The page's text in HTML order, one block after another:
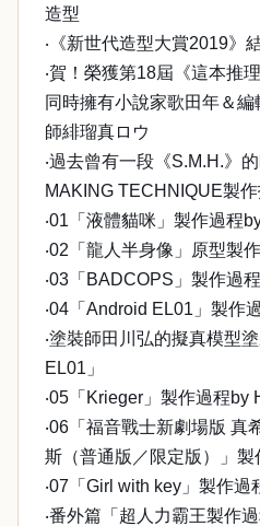
造型
‧《新世代造型大賞2019》
‧賀！榮獲第18屆《這本推
同時擁有小說家歌田年＆
師緋瑠真ロウ
‧過去曾有一段《S.M.H.》
MAKING TECHNIQUE製
‧01「液體貓咪」製作過程
‧02「龍人半身像」原型製
‧03「BADCOPS」製作過
‧04「Android EL01」製作
‧塗裝師田川弘的擬真模型
EL01」
‧05「Krieger」製作過程by
‧06「福音戰士新劇場版 真
斯（普通版／限定版）」
‧07「Girl with key」製作過
‧番外篇「超人力霸王製作